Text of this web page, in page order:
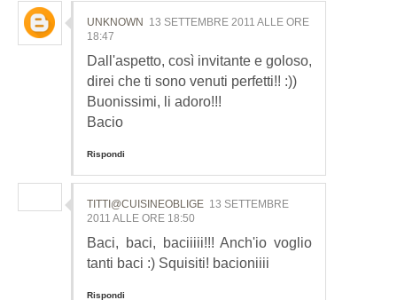
UNKNOWN 13 SETTEMBRE 2011 ALLE ORE
18:47
Dall'aspetto, così invitante e goloso,
direi che ti sono venuti perfetti!! :))
Buonissimi, li adoro!!!
Bacio
Rispondi
TITTI@CUISINEOBLIGE 13 SETTEMBRE
2011 ALLE ORE 18:50
Baci, baci, baciiiii!!! Anch'io voglio
tanti baci :) Squisiti! bacioniiii
Rispondi